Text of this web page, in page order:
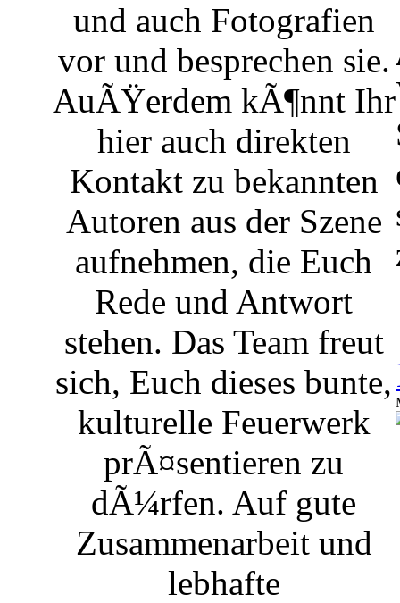
und auch Fotografien
vor und besprechen sie.
AuÃŸerdem kÃ¶nnt Ihr
hier auch direkten
Kontakt zu bekannten
Autoren aus der Szene
aufnehmen, die Euch
Rede und Antwort
stehen. Das Team freut
sich, Euch dieses bunte,
kulturelle Feuerwerk
prÃ¤sentieren zu
dÃ¼rfen. Auf gute
Zusammenarbeit und
lebhafte